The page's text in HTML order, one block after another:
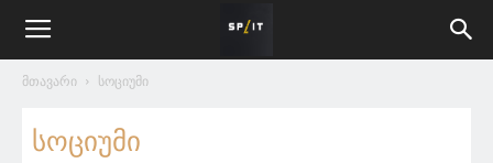
მთავარი სოციუმი
სოციუმი